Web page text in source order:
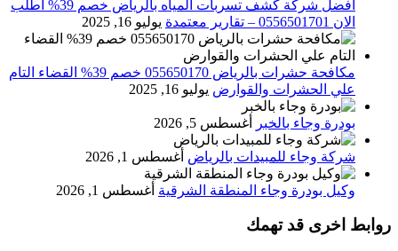
افضل شركة كشف تسربات المياه بالرياض خصم 39% اطلب
الان 0556501701‬‏ – تقارير معتمدة
يوليو 16, 2025
مكافحة حشرات بالرياض 055650170 خصم 39% القضاء التام
علي الحشرات والقوارض يوليو 16, 2025
بودرة وجاء بالخبر أغسطس 5, 2026
شركة وجاء للمبيدات بالرياض أغسطس 1, 2026
وكيل بودرة وجاء المنطقة الشرقية أغسطس 1, 2026
روابط اخرى قد تهمك